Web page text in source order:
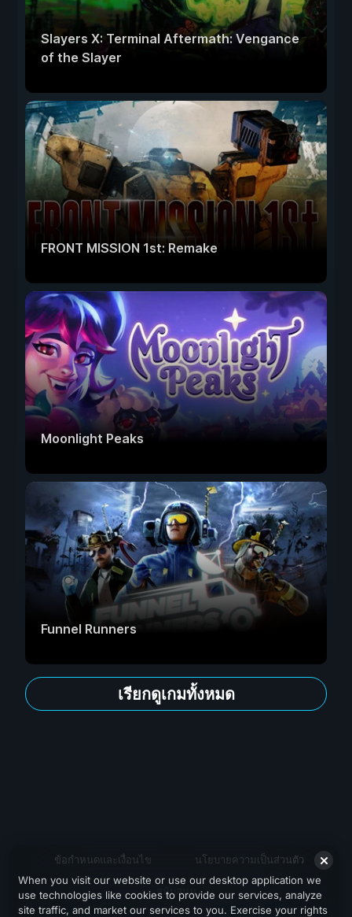
Slayers X: Terminal Aftermath: Vengance
of the Slayer
FRONT MISSION 1st: Remake
Moonlight Peaks
Funnel Runners
เรียกดูเกมทั้งหมด
ข้อกำหนดและเงื่อนไข นโยบายความเป็นส่วนตัว
สนับสนุน
When you visit our website or use our desktop application we
use technologies like cookies to provide our services, analyze
site traffic, and market our services to you. Exercise your rights